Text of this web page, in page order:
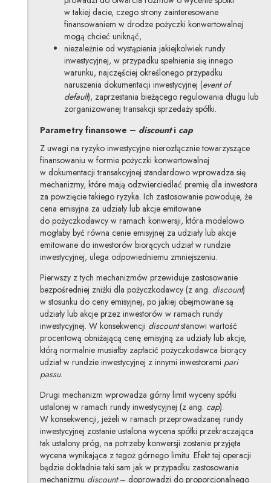
w takiej dacie, czego strony zainteresowane
finansowaniem w drodze pożyczki konwertowalnej
mogą chcieć uniknąć,
niezależnie od wystąpienia jakiejkolwiek rundy
inwestycyjnej, w przypadku spełnienia się innego
warunku, najczęściej określonego przypadku
naruszenia dokumentacji inwestycyjnej (event of
default), zaprzestania bieżącego regulowania długu lub
zorganizowanej transakcji sprzedaży spółki.
Parametry finansowe – discounti cap
Z uwagi na ryzyko inwestycyjne nierozłącznie towarzyszące
finansowaniu w formie pożyczki konwertowalnej
w dokumentacji transakcyjnej standardowo wprowadza się
mechanizmy, które mają odzwierciedlać premię dla inwestora
za powzięcie takiego ryzyka. Ich zastosowanie powoduje, że
cena emisyjna za udziały lub akcje emitowane
do pożyczkodawcy w ramach konwersji, która modelowo
mogłaby być równa cenie emisyjnej za udziały lub akcje
emitowane do inwestorów biorących udział w rundzie
inwestycyjnej, ulega odpowiedniemu zmniejszeniu.
Pierwszy z tych mechanizmów przewiduje zastosowanie
bezpośredniej zniżki dla pożyczkodawcy (z ang. discount)
w stosunku do ceny emisyjnej, po jakiej obejmowane są
udziały lub akcje przez inwestorów w ramach rundy
inwestycyjnej. W konsekwencji discountstanowi wartość
procentową obniżającą cenę emisyjną za udziały lub akcje,
którą normalnie musiałby zapłacić pożyczkodawca biorący
udział w rundzie inwestycyjnej z innymi inwestorami pari
passu.
Drugi mechanizm wprowadza górny limit wyceny spółki
ustalonej w ramach rundy inwestycyjnej (z ang. cap).
W konsekwencji, jeżeli w ramach przeprowadzanej rundy
inwestycyjnej zostanie ustalona wycena spółki przekraczająca
tak ustalony próg, na potrzeby konwersji zostanie przyjęta
wycena wynikająca z tegoż górnego limitu. Efekt tej operacji
będzie dokładnie taki sam jak w przypadku zastosowania
mechanizmu discount– doprowadzi do proporcjonalnego